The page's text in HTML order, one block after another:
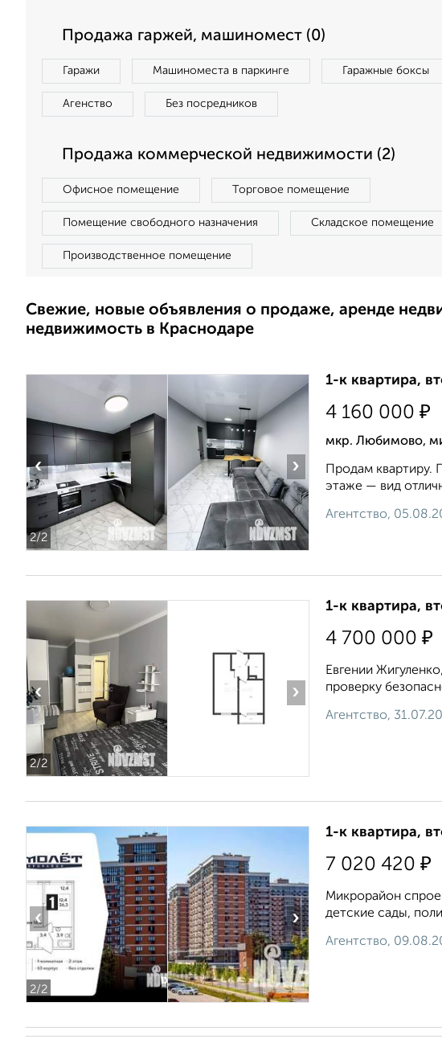
Продажа гаржей, машиномест (0)
Гаражи Машиноместа в паркинге Гаражные боксы
Агенство Без посредников
Продажа коммерческой недвижимости (2)
Офисное помещение Торговое помещение
Помещение свободного назначения Складское помещение
Производственное помещение
Свежие, новые объявления о продаже, аренде
недвижимость в Краснодаре
2/2
‹ ›
1-к квартира,
4 160 000 ₽
мкр. Любимово,
Продам квартиру.
этаже — вид
Агентство,
2/2
‹ ›
1-к квартира,
4 700 000 ₽
Евгении
проверку
Агентство,
2/2
‹ ›
1-к квартира,
7 020 420 ₽
Микрорайон
детские сады,
Агентство,